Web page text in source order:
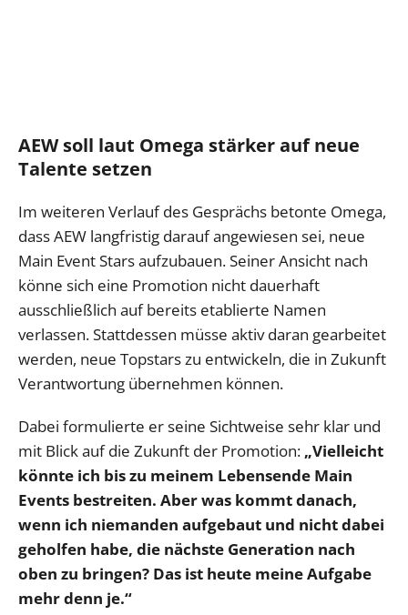
AEW soll laut Omega stärker auf neue
Talente setzen
Im weiteren Verlauf des Gesprächs betonte Omega,
dass AEW langfristig darauf angewiesen sei, neue
Main Event Stars aufzubauen. Seiner Ansicht nach
könne sich eine Promotion nicht dauerhaft
ausschließlich auf bereits etablierte Namen
verlassen. Stattdessen müsse aktiv daran gearbeitet
werden, neue Topstars zu entwickeln, die in Zukunft
Verantwortung übernehmen können.
Dabei formulierte er seine Sichtweise sehr klar und
mit Blick auf die Zukunft der Promotion: „Vielleicht
könnte ich bis zu meinem Lebensende Main
Events bestreiten. Aber was kommt danach,
wenn ich niemanden aufgebaut und nicht dabei
geholfen habe, die nächste Generation nach
oben zu bringen? Das ist heute meine Aufgabe
mehr denn je.“